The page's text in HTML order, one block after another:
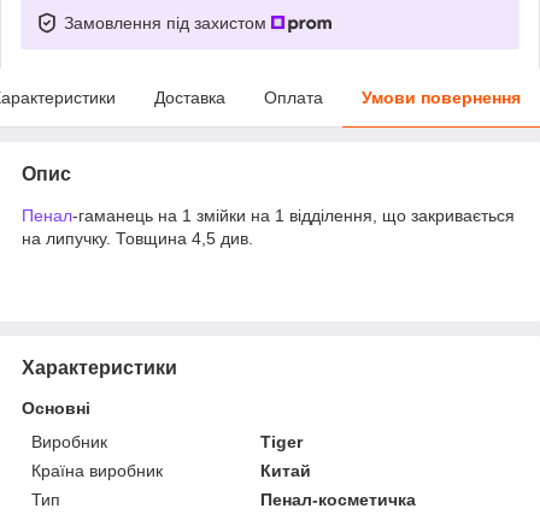
Замовлення під захистом
Доставка Оплата Умови повернення
Опис
Пенал-гаманець на 1 змійки на 1 відділення, що закривається
на липучку. Товщина 4,5 див.
Характеристики
Основні
Виробник
Tiger
Країна виробник
Китай
Тип
Пенал-косметичка